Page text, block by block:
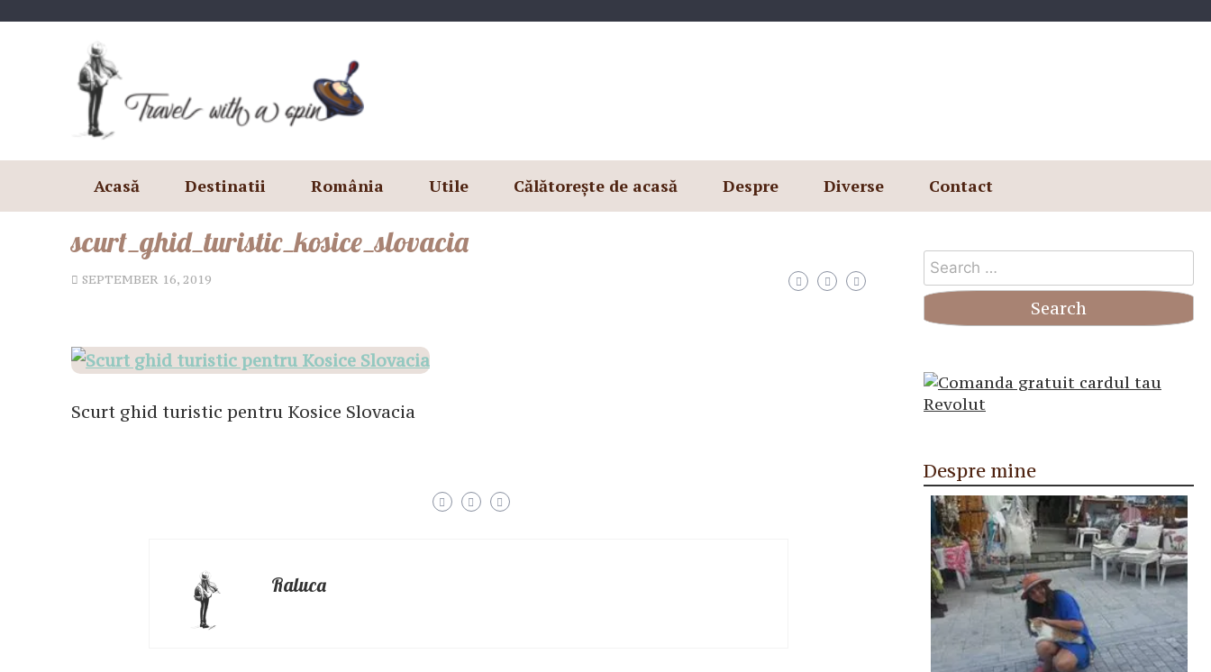
Acasă Destinatii România Utile Călătorește de acasă Despre Diverse Contact
scurt_ghid_turistic_kosice_slovacia
SEPTEMBER 16, 2019
Scurt ghid turistic pentru Kosice Slovacia
Raluca
Search
for:
Despre mine